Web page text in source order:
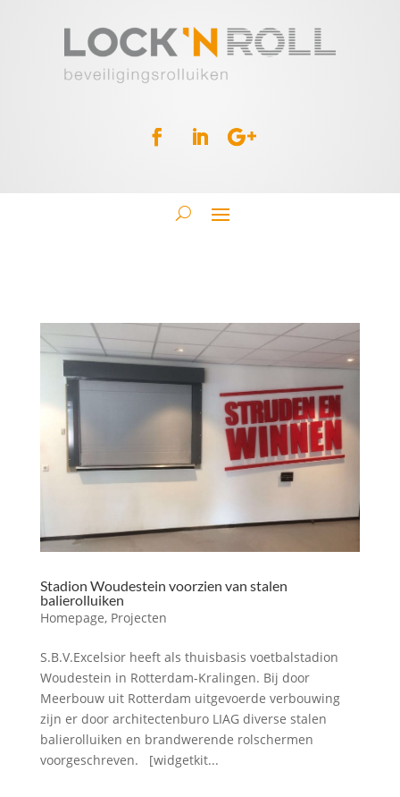
Stadion Woudestein voorzien van stalen
balierolluiken
Homepage, Projecten
S.B.V.Excelsior heeft als thuisbasis voetbalstadion
Woudestein in Rotterdam-Kralingen. Bij door
Meerbouw uit Rotterdam uitgevoerde verbouwing
zijn er door architectenburo LIAG diverse stalen
balierolluiken en brandwerende rolschermen
voorgeschreven. [widgetkit...